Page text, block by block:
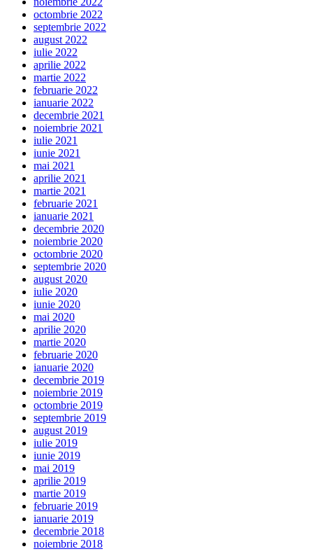
octombrie 2022
septembrie 2022
august 2022
iulie 2022
aprilie 2022
martie 2022
februarie 2022
ianuarie 2022
decembrie 2021
noiembrie 2021
iulie 2021
iunie 2021
mai 2021
aprilie 2021
martie 2021
februarie 2021
ianuarie 2021
decembrie 2020
noiembrie 2020
octombrie 2020
septembrie 2020
august 2020
iulie 2020
iunie 2020
mai 2020
aprilie 2020
martie 2020
februarie 2020
ianuarie 2020
decembrie 2019
noiembrie 2019
octombrie 2019
septembrie 2019
august 2019
iulie 2019
iunie 2019
mai 2019
aprilie 2019
martie 2019
februarie 2019
ianuarie 2019
decembrie 2018
noiembrie 2018